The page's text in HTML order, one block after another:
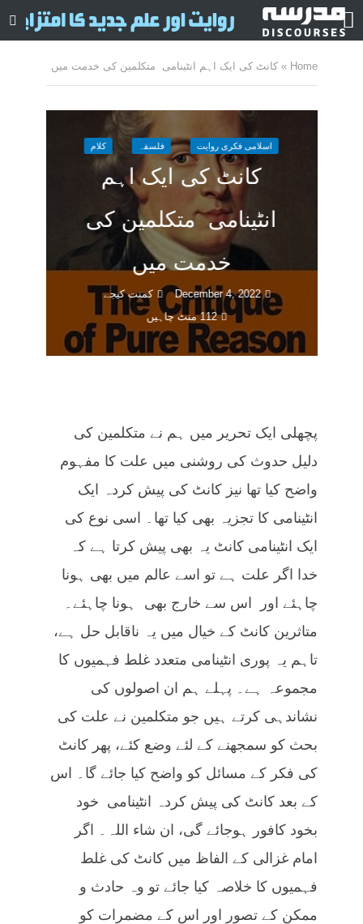
Home
»کانٹ کی ایک اہم انٹینامی متکلمین کی خدمت میں
اسلامی فکری روایت فلسفہ کلام
کانٹ کی ایک اہم
انٹینامی متکلمین کی
خدمت میں
December 4, 2022
کمنت کیجے
112 منٹ چاہیں
پچھلی ایک تحریر میں ہم نے متکلمین کی
دلیل حدوث کی روشنی میں علت کا مفہوم
واضح کیا تھا نیز کانٹ کی پیش کردہ ایک
انٹینامی کا تجزیہ بھی کیا تھا۔ اسی نوع کی
ایک انٹینامی کانٹ یہ بھی پیش کرتا ہے کہ
خدا اگر علت ہے تو اسے عالم میں بھی ہونا
چاہئے اور اس سے خارج بھی ہونا چاہئے۔
متاثرین کانٹ کے خیال میں یہ ناقابل حل ہے،
تاہم یہ پوری انٹینامی متعدد غلط فہمیوں کا
مجموعہ ہے۔ پہلے ہم ان اصولوں کی
نشاندہی کرتے ہیں جو متکلمین نے علت کی
بحث کو سمجھنے کے لئے وضع کئے، پھر کانٹ
کی فکر کے مسائل کو واضح کیا جائے گا۔ اس
کے بعد کانٹ کی پیش کردہ انٹینامی خود
بخود کافور ہوجائے گی، ان شاء اللہ۔ اگر
امام غزالی کے الفاظ میں کانٹ کی غلط
فہمیوں کا خلاصہ کیا جائے تو وہ حادث و
ممکن کے تصور اور اس کے مضمرات کو